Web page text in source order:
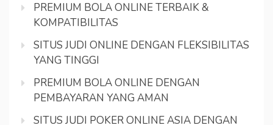
PREMIUM BOLA ONLINE TERBAIK &
KOMPATIBILITAS
SITUS JUDI ONLINE DENGAN FLEKSIBILITAS
YANG TINGGI
PREMIUM BOLA ONLINE DENGAN
PEMBAYARAN YANG AMAN
SITUS JUDI POKER ONLINE ASIA DENGAN